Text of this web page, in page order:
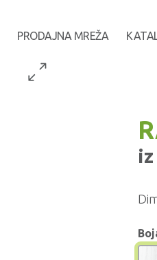
PRODAJNA MREŽA